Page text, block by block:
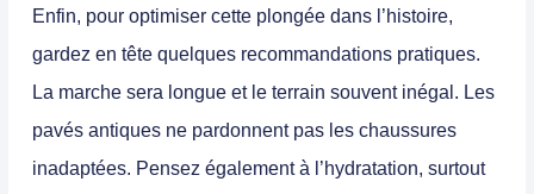
Enfin, pour optimiser cette plongée dans l’histoire,
gardez en tête quelques recommandations pratiques.
La marche sera longue et le terrain souvent inégal. Les
pavés antiques ne pardonnent pas les chaussures
inadaptées. Pensez également à l’hydratation, surtout